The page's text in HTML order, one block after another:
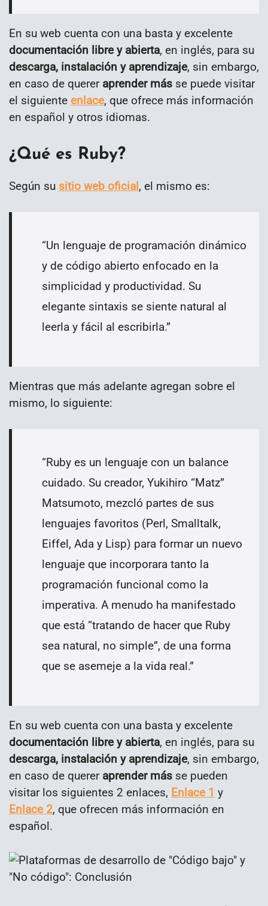
En su web cuenta con una basta y excelente
documentación libre y abierta, en inglés, para su
descarga, instalación y aprendizaje, sin embargo,
en caso de querer aprender más se puede visitar
el siguiente enlace, que ofrece más información
en español y otros idiomas.
¿Qué es Ruby?
Según su sitio web oficial, el mismo es:
“Un lenguaje de programación dinámico
y de código abierto enfocado en la
simplicidad y productividad. Su
elegante sintaxis se siente natural al
leerla y fácil al escribirla.”
Mientras que más adelante agregan sobre el
mismo, lo siguiente:
“Ruby es un lenguaje con un balance
cuidado. Su creador, Yukihiro “Matz”
Matsumoto, mezcló partes de sus
lenguajes favoritos (Perl, Smalltalk,
Eiffel, Ada y Lisp) para formar un nuevo
lenguaje que incorporara tanto la
programación funcional como la
imperativa. A menudo ha manifestado
que está “tratando de hacer que Ruby
sea natural, no simple”, de una forma
que se asemeje a la vida real.”
En su web cuenta con una basta y excelente
documentación libre y abierta, en inglés, para su
descarga, instalación y aprendizaje, sin embargo,
en caso de querer aprender más se pueden
visitar los siguientes 2 enlaces, Enlace 1 y
Enlace 2, que ofrecen más información en
español.